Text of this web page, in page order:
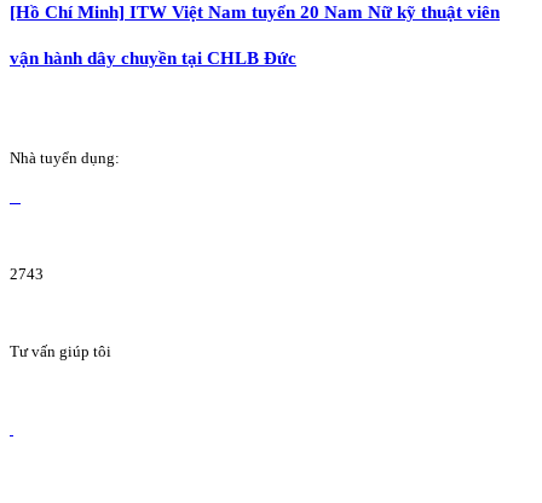
[Hồ Chí Minh] ITW Việt Nam tuyển 20 Nam Nữ kỹ thuật viên
vận hành dây chuyền tại CHLB Đức
Nhà tuyển dụng:
2743
Tư vấn giúp tôi